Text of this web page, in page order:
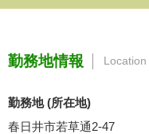
勤務地情報 Location
勤務地 (所在地)
春日井市若草通2-47